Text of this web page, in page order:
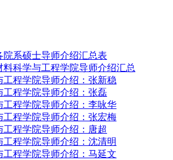
院系硕士导师介绍汇总表
料科学与工程学院导师介绍汇总
工程学院导师介绍：张新稳
工程学院导师介绍：张磊
工程学院导师介绍：李咏华
工程学院导师介绍：张宏梅
工程学院导师介绍：唐超
工程学院导师介绍：沈清明
工程学院导师介绍：马延文